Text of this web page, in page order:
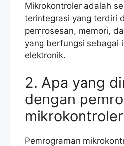
Mikrokontroler adalah
terintegrasi yang terdiri
pemrosesan, memori,
yang berfungsi sebagai
elektronik.
2. Apa yang
dengan
Pemrograman